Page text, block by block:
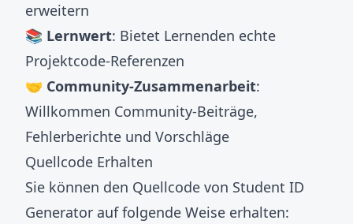
erweitern
📚 Lernwert: Bietet Lernenden echte
Projektcode-Referenzen
🤝 Community-Zusammenarbeit:
Willkommen Community-Beiträge,
Fehlerberichte und Vorschläge
Quellcode Erhalten
Sie können den Quellcode von Student ID
Generator auf folgende Weise erhalten: